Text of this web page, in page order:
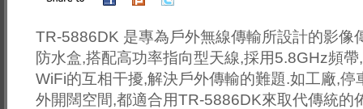
TR-5886DK 是專為戶外無線傳輸所設計的影像
防水盒,搭配高功率指向型天線,採用5.8GHz頻
WiFi的互相干擾,解決戶外傳輸的難題.如工廠,停
外開闊空間,都適合用TR-5886DK來取代傳統的